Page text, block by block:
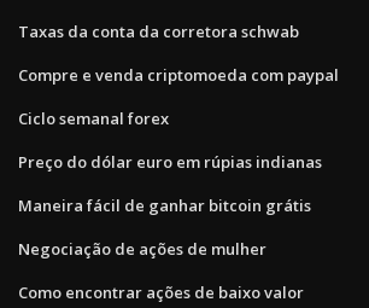
Taxas da conta da corretora schwab
Compre e venda criptomoeda com paypal
Ciclo semanal forex
Preço do dólar euro em rúpias indianas
Maneira fácil de ganhar bitcoin grátis
Negociação de ações de mulher
Como encontrar ações de baixo valor